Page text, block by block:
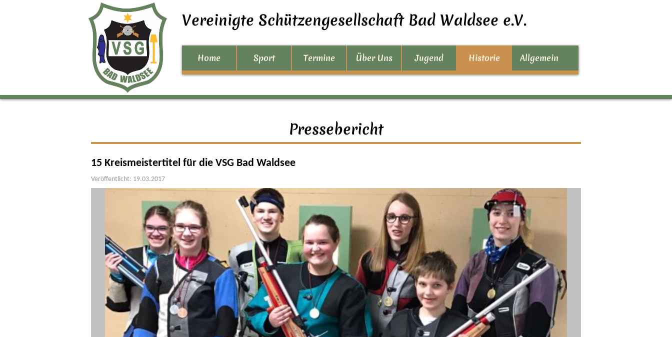
Vereinigte Schützengesellschaft Bad Waldsee e.V.
Home Sport Termine Über Uns Jugend Historie Allgemein
Pressebericht
15 Kreismeistertitel für die VSG Bad Waldsee
Veröffentlicht: 19.03.2017